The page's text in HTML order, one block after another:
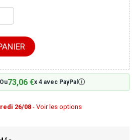
Ou73,06 €x 4 avec PayPal 🛈
26/08- Voir les options